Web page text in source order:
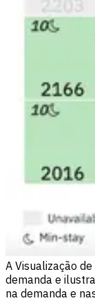
A Visualização
demanda e
na demanda e